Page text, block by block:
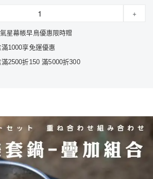
+
星幕帳早鳥優惠限時贈
1000享免運優惠
2500折150 滿5000折300